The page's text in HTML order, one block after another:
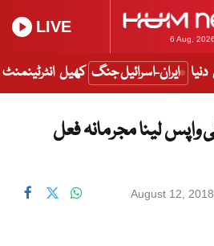
6 Aug, 2026
LIVE
دنیا ایران-اسرائیل جنگ کھیل انٹرٹینمنٹ
لینا مجرمانہ فعل
August 12,